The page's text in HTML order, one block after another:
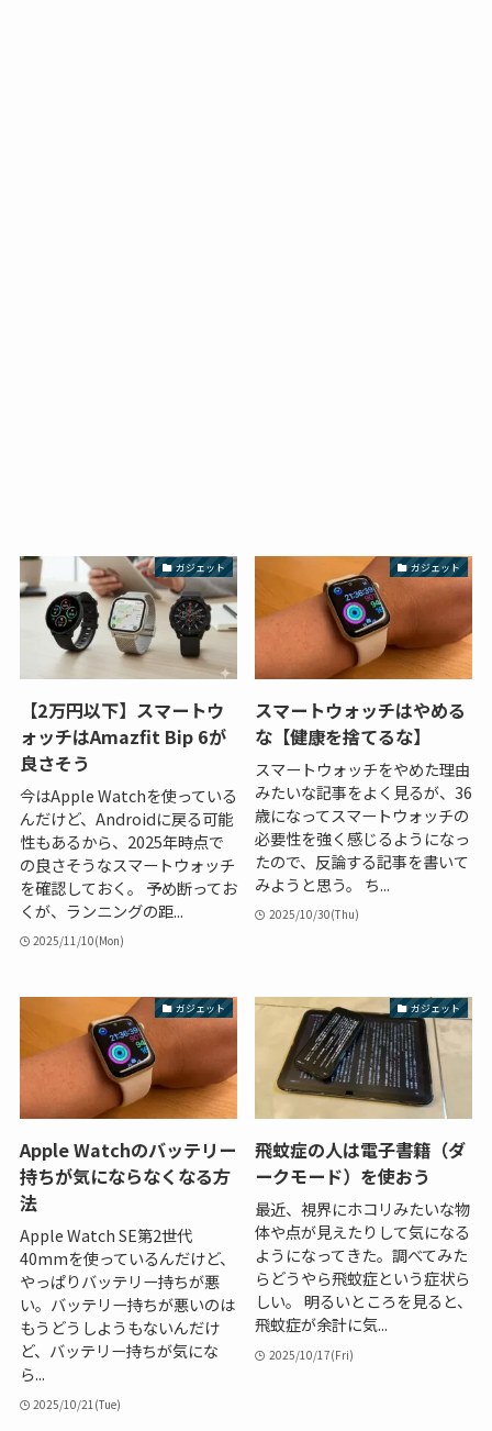
ガジェット
【2万円以下】スマートウ
ォッチはAmazfit Bip 6が
良さそう
今はApple Watchを使っている
んだけど、Androidに戻る可能
性もあるから、2025年時点で
の良さそうなスマートウォッチ
を確認しておく。 予め断ってお
くが、ランニングの距...
2025/11/10(Mon)
ガジェット
スマートウォッチはやめる
な【健康を捨てるな】
スマートウォッチをやめた理由
みたいな記事をよく見るが、36
歳になってスマートウォッチの
必要性を強く感じるようになっ
たので、反論する記事を書いて
みようと思う。 ち...
2025/10/30(Thu)
ガジェット
Apple Watchのバッテリー
持ちが気にならなくなる方
法
Apple Watch SE第2世代
40mmを使っているんだけど、
やっぱりバッテリー持ちが悪
い。バッテリー持ちが悪いのは
もうどうしようもないんだけ
ど、バッテリー持ちが気にな
ら...
2025/10/21(Tue)
ガジェット
飛蚊症の人は電子書籍（ダ
ークモード）を使おう
最近、視界にホコリみたいな物
体や点が見えたりして気になる
ようになってきた。調べてみた
らどうやら飛蚊症という症状ら
しい。 明るいところを見ると、
飛蚊症が余計に気...
2025/10/17(Fri)